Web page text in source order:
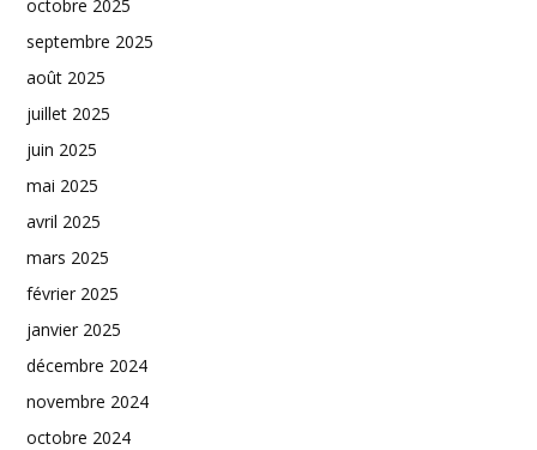
octobre 2025
septembre 2025
août 2025
juillet 2025
juin 2025
mai 2025
avril 2025
mars 2025
février 2025
janvier 2025
décembre 2024
novembre 2024
octobre 2024